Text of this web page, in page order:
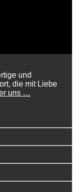
und
die mit Liebe
uns …